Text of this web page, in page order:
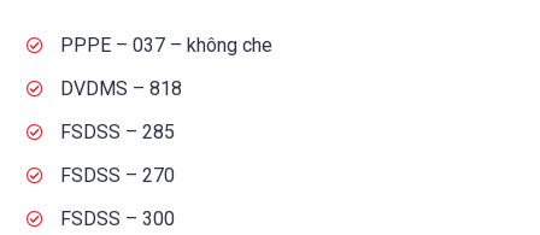
PPPE – 037 – không che
DVDMS – 818
FSDSS – 285
FSDSS – 270
FSDSS – 300